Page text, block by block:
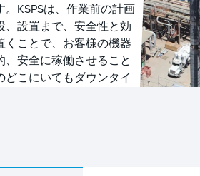
。KSPSは、作業前の計画
、設置まで、安全性と効
くことで、お客様の機器
、安全に稼働させること
どこにいてもダウンタイ